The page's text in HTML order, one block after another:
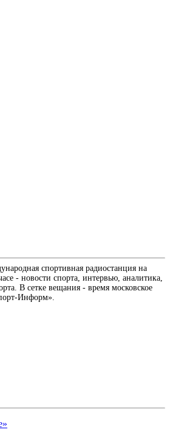
спортивная радиостанция на
- новости спорта, интервью, аналитика,
В сетке вещания - время московское
Информ».